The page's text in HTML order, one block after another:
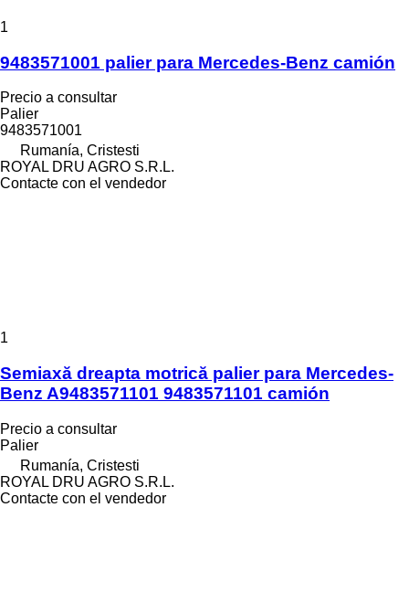
1
9483571001 palier para Mercedes-Benz camión
Precio a consultar
Palier
9483571001
Rumanía, Cristesti
ROYAL DRU AGRO S.R.L.
Contacte con el vendedor
1
Semiaxă dreapta motrică palier para Mercedes-
Benz A9483571101 9483571101 camión
Precio a consultar
Palier
Rumanía, Cristesti
ROYAL DRU AGRO S.R.L.
Contacte con el vendedor